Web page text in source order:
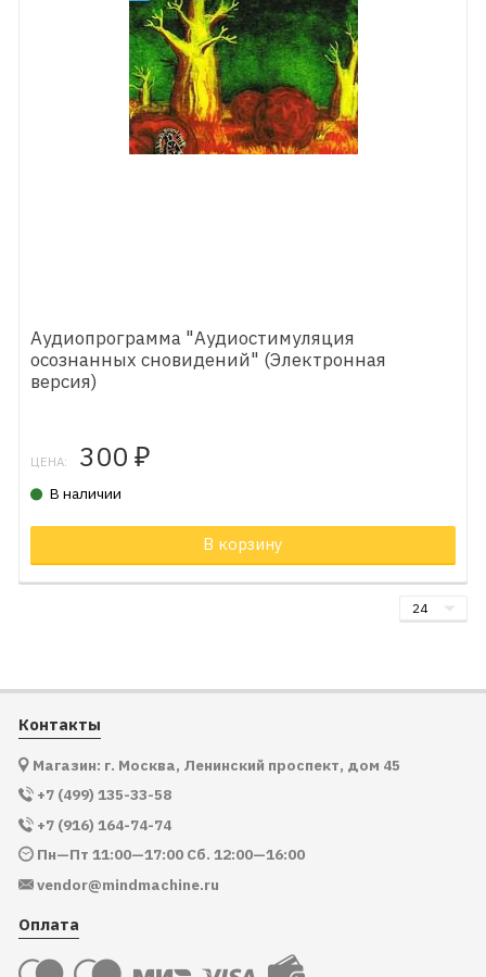
Аудиопрограмма "Аудиостимуляция
осознанных сновидений" (Электронная
версия)
ЦЕНА: 300 ₽
В наличии
В корзину
Контакты
Магазин: г. Москва, Ленинский проспект, дом 45
+7 (499) 135-33-58
+7 (916) 164-74-74
Пн—Пт 11:00—17:00 Сб. 12:00—16:00
vendor@mindmachine.ru
Оплата